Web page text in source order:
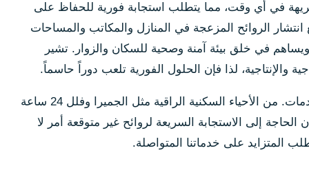
في أي وقت، مما يتطلب استجابة فورية للحفاظ على
تفاقم المشكلة، ويمنع انتشار الروائح المزعجة في المنازل والمكاتب والمساحات
ويساهم في خلق بيئة آمنة وصحية للسكان والزوار. تشير
والإنتاجية، لذا فإن الحلول الفورية تلعب دوراً حاسماً.
تعتبر دبي، بتركيبتها السكانية المتنوعة وأنشطتها الاقتصادية المكثفة، سوقاً فريداً لهذه الخدمات. من الأحياء السكنية الراقية مثل الجميرا وفلل 24 ساعة
إلى الاستجابة السريعة لروائح غير متوقعة أمر لا
المتزايد على خدماتنا المتواصلة.